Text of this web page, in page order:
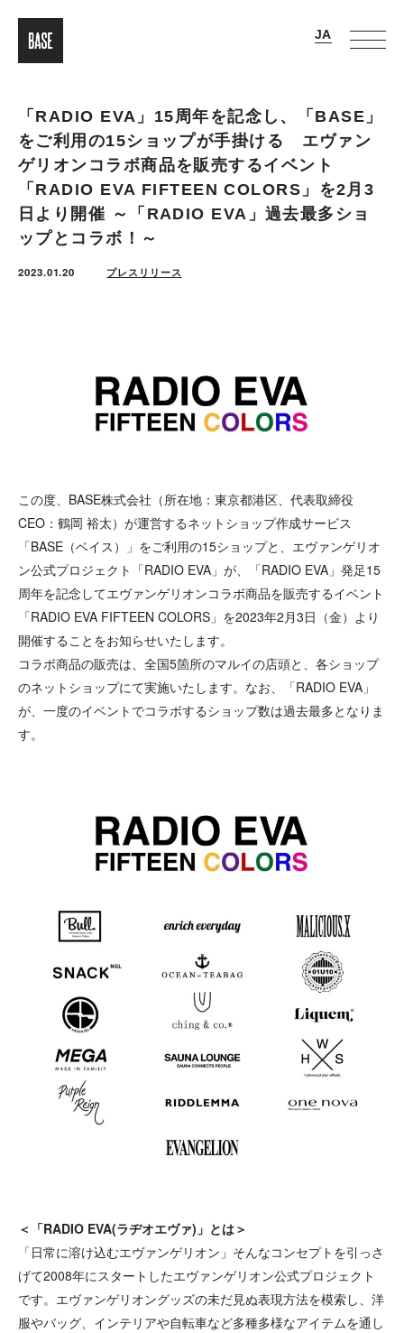
「RADIO EVA」15周年を記念し、「BASE」
をご利用の15ショップが手掛ける エヴァン
ゲリオンコラボ商品を販売するイベント
「RADIO EVA FIFTEEN COLORS」を2月3
日より開催 ～「RADIO EVA」過去最多ショ
ップとコラボ！～
2023.01.20 プレスリリース
この度、BASE株式会社（所在地：東京都港区、代表取締役
CEO：鶴岡 裕太）が運営するネットショップ作成サービス
「BASE（ベイス）」をご利用の15ショップと、エヴァンゲリオ
ン公式プロジェクト「RADIO EVA」が、「RADIO EVA」発足15
周年を記念してエヴァンゲリオンコラボ商品を販売するイベント
「RADIO EVA FIFTEEN COLORS」を2023年2月3日（金）より
開催することをお知らせいたします。
コラボ商品の販売は、全国5箇所のマルイの店頭と、各ショップ
のネットショップにて実施いたします。なお、「RADIO EVA」
が、一度のイベントでコラボするショップ数は過去最多となりま
す。
＜「RADIO EVA(ラヂオエヴァ)」とは＞
「日常に溶け込むエヴァンゲリオン」そんなコンセプトを引っさ
げて2008年にスタートしたエヴァンゲリオン公式プロジェクト
です。エヴァンゲリオングッズの未だ見ぬ表現方法を模索し、洋
服やバッグ、インテリアや自転車など多種多様なアイテムを通し